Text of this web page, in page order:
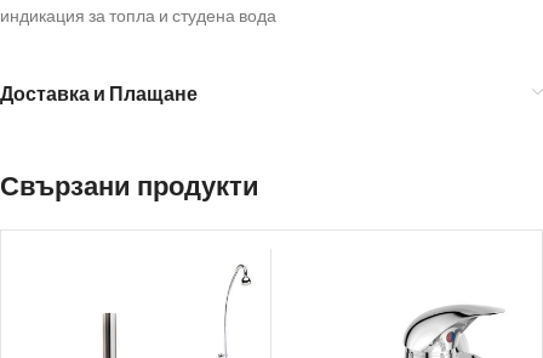
индикация за топла и студена вода
Доставка и Плащане
Свързани продукти